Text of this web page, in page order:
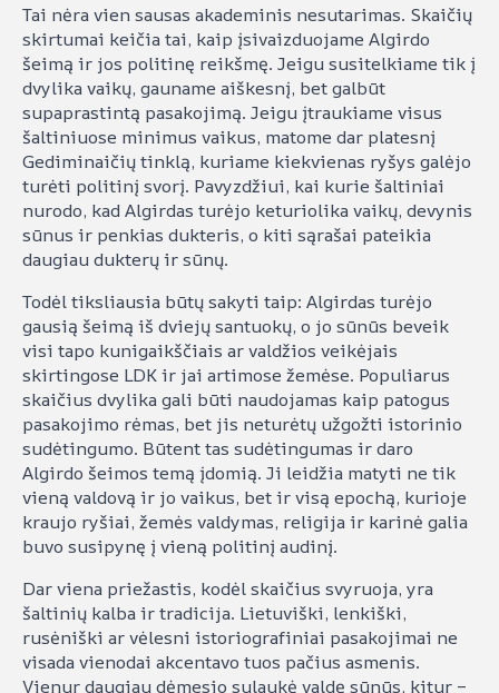
Tai nėra vien sausas akademinis nesutarimas. Skaičių
skirtumai keičia tai, kaip įsivaizduojame Algirdo
šeimą ir jos politinę reikšmę. Jeigu susitelkiame tik į
dvylika vaikų, gauname aiškesnį, bet galbūt
supaprastintą pasakojimą. Jeigu įtraukiame visus
šaltiniuose minimus vaikus, matome dar platesnį
Gediminaičių tinklą, kuriame kiekvienas ryšys galėjo
turėti politinį svorį. Pavyzdžiui, kai kurie šaltiniai
nurodo, kad Algirdas turėjo keturiolika vaikų, devynis
sūnus ir penkias dukteris, o kiti sąrašai pateikia
daugiau dukterų ir sūnų.
Todėl tiksliausia būtų sakyti taip: Algirdas turėjo
gausią šeimą iš dviejų santuokų, o jo sūnūs beveik
visi tapo kunigaikščiais ar valdžios veikėjais
skirtingose LDK ir jai artimose žemėse. Populiarus
skaičius dvylika gali būti naudojamas kaip patogus
pasakojimo rėmas, bet jis neturėtų užgožti istorinio
sudėtingumo. Būtent tas sudėtingumas ir daro
Algirdo šeimos temą įdomią. Ji leidžia matyti ne tik
vieną valdovą ir jo vaikus, bet ir visą epochą, kurioje
kraujo ryšiai, žemės valdymas, religija ir karinė galia
buvo susipynę į vieną politinį audinį.
Dar viena priežastis, kodėl skaičius svyruoja, yra
šaltinių kalba ir tradicija. Lietuviški, lenkiški,
rusėniški ar vėlesni istoriografiniai pasakojimai ne
visada vienodai akcentavo tuos pačius asmenis.
Vienur daugiau dėmesio sulaukė valdę sūnūs, kitur –